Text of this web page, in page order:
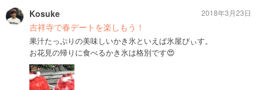
Kosuke
吉祥寺で春デートを楽しもう！
果汁たっぷりの美味しいかき氷といえば氷屋ぴぃす。
お花見の帰りに食べるかき氷は格別です😍
2018年3月23日